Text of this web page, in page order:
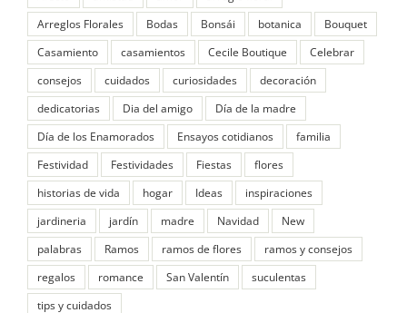
Arreglos Florales
Bodas Bonsái botanica
Bouquet
Casamiento
casamientos Cecile Boutique
Celebrar
consejos
cuidados curiosidades
decoración
dedicatorias
Dia del amigo
Día de la madre
Día de los Enamorados
Ensayos cotidianos
familia
Festividad
Festividades Fiestas
flores
historias de vida
hogar Ideas
inspiraciones
jardineria
jardín madre Navidad
New
palabras
Ramos ramos de flores
ramos y consejos
regalos
romance San Valentín
suculentas
tips y cuidados